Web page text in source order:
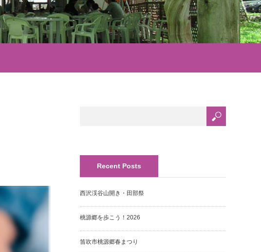
Recent Posts
西沢渓谷山開き・田部祭
桃源郷を歩こう！2026
笛吹市桃源郷春まつり